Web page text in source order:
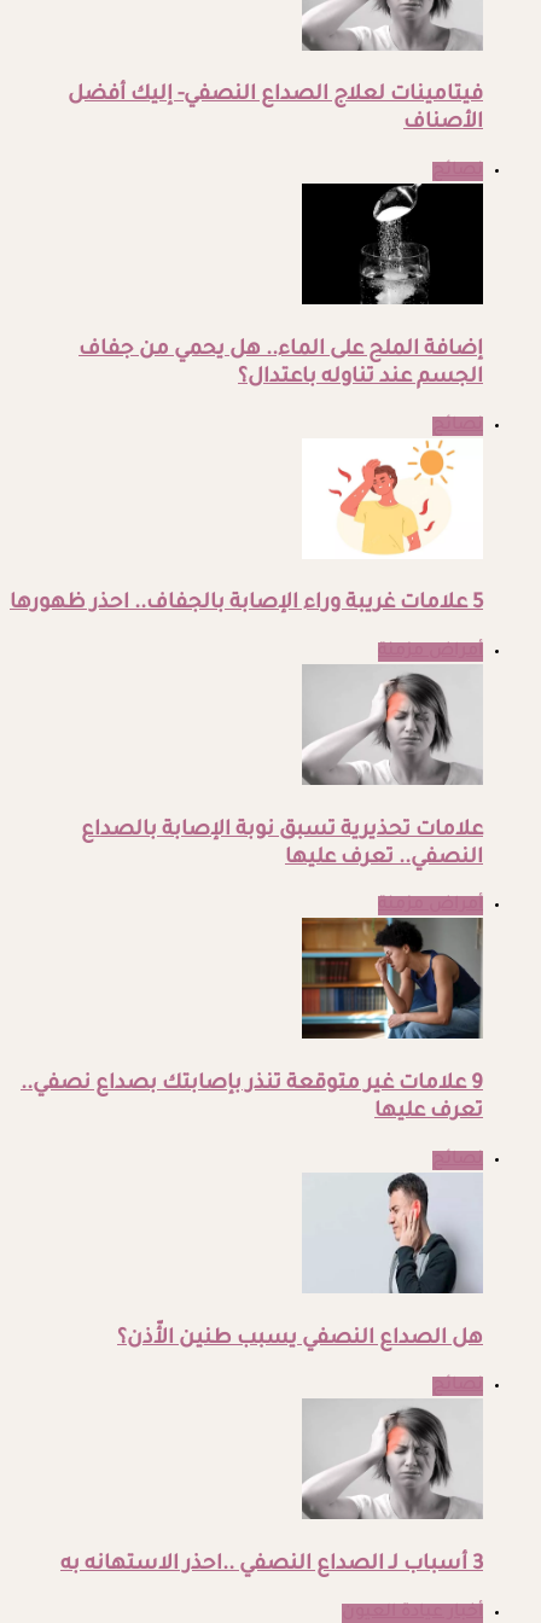
فيتامينات لعلاج الصداع النصفي- إليك أفضل
الأصناف
إضافة الملح على الماء.. هل يحمي من جفاف
الجسم عند تناوله باعتدال؟
5 علامات غريبة وراء الإصابة بالجفاف.. احذر ظهورها
علامات تحذيرية تسبق نوبة الإصابة بالصداع
النصفي.. تعرف عليها
9 علامات غير متوقعة تنذر بإصابتك بصداع نصفي..
تعرف عليها
هل الصداع النصفي يسبب طنين الأّذن؟
3 أسباب لـ الصداع النصفي ..احذر الاستهانه به